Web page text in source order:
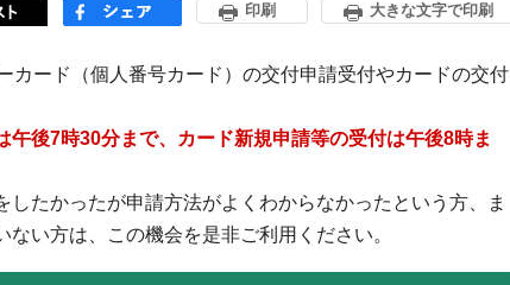
印刷 大きな文字で印刷
カード（個人番号カード）の交付申請受付やカードの交付
後7時30分まで、カード新規申請等の受付は午後8時ま
たかったが申請方法がよくわからなかったという方、ま
い方は、この機会を是非ご利用ください。